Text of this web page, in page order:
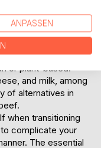
a shot. Many of
included in your
you already
or plant-based.
and milk, among
of alternatives in
when transitioning
complicate your
The essential
ANPASSEN